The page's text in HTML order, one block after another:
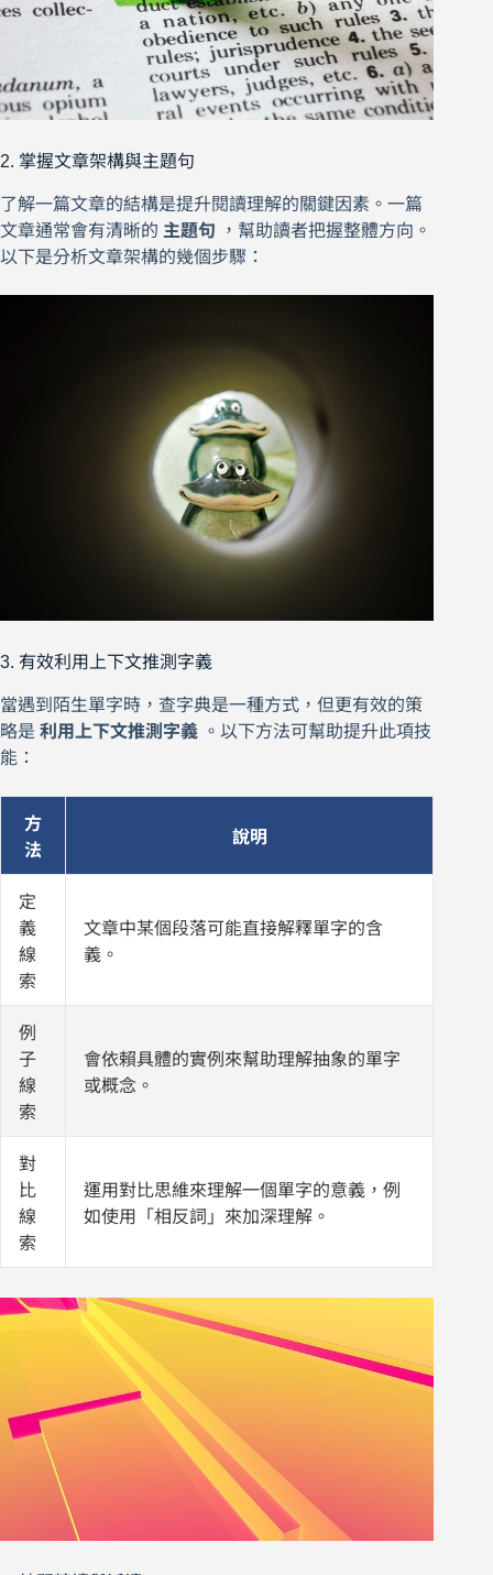
2. 掌握文章架構與主題句
了解一篇文章的結構是提升閱讀理解的關鍵因素。一篇
文章通常會有清晰的 主題句
，幫助讀者把握整體方向。
以下是分析文章架構的幾個步驟：
3. 有效利用上下文推測字義
當遇到陌生單字時，查字典是一種方式，但更有效的策
略是 利用上下文推測字義 。以下方法可幫助提升此項技
能：
方
法
說明
定
義
線
索
文章中某個段落可能直接解釋單字的含
義。
例
子
線
索
會依賴具體的實例來幫助理解抽象的單字
或概念。
對
比
線
索
運用對比思維來理解一個單字的意義，例
如使用「相反詞」來加深理解。